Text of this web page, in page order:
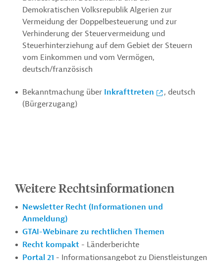
Demokratischen Volksrepublik Algerien zur
Vermeidung der Doppelbesteuerung und zur
Verhinderung der Steuervermeidung und
Steuerhinterziehung auf dem Gebiet der Steuern
vom Einkommen und vom Vermögen,
deutsch/französisch
Bekanntmachung über Inkrafttreten
, deutsch
(Bürgerzugang)
Weitere Rechtsinformationen
Newsletter Recht (Informationen und
Anmeldung)
GTAI-Webinare zu rechtlichen Themen
Recht kompakt - Länderberichte
Portal 21 - Informationsangebot zu Dienstleistungen